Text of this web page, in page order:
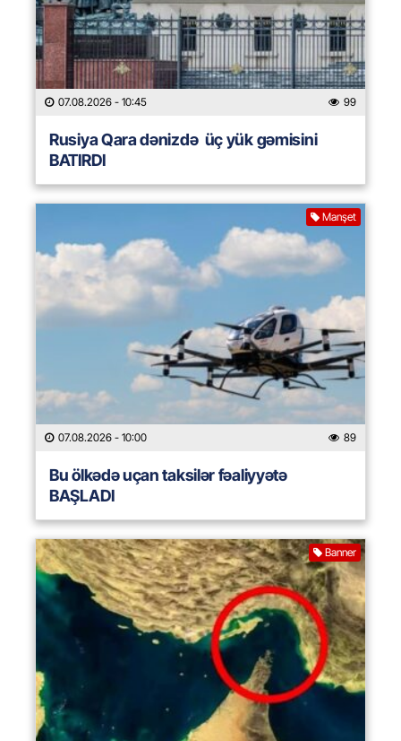
07.08.2026 - 10:45 99
Rusiya Qara dənizdə üç yük gəmisini
BATIRDI
Manşet
07.08.2026 - 10:00 89
Bu ölkədə uçan taksilər fəaliyyətə
BAŞLADI
Banner